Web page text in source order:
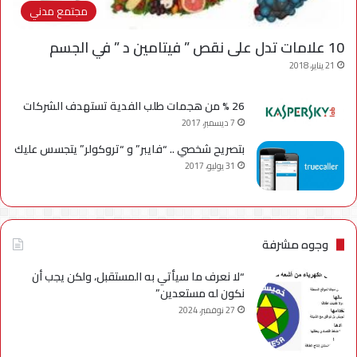
مجتمع مدني
10 علامات تدل على نقص ” فيتامين د ” في الجسم
21 يناير، 2018
26 % من هجمات طلب الفدية تستهدف الشركات
7 ديسمبر، 2017
بتصريح شخصي .. “فايبر” و “تروكولر” يتجسس عليك
31 يوليو، 2017
وجوه مشرفة
“لا نعرف ما سيأتي به المستقبل، ولكن يجب أن
نكون له مستعدين”
27 نوفمبر، 2024